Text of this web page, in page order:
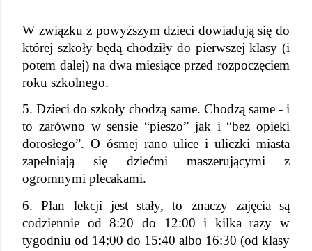
W związku z powyższym dzieci dowiadują się do
której szkoły będą chodziły do pierwszej klasy (i
potem dalej) na dwa miesiące przed rozpoczęciem
roku szkolnego.
5. Dzieci do szkoły chodzą same. Chodzą same - i
to zarówno w sensie “pieszo” jak i “bez opieki
dorosłego”. O ósmej rano ulice i uliczki miasta
zapełniają się dziećmi maszerującymi z
ogromnymi plecakami.
6. Plan lekcji jest stały, to znaczy zajęcia są
codziennie od 8:20 do 12:00 i kilka razy w
tygodniu od 14:00 do 15:40 albo 16:30 (od klasy